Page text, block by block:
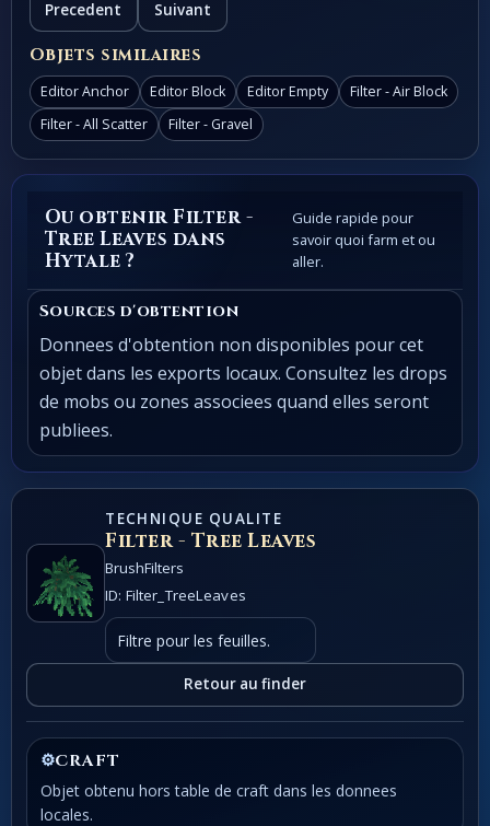
Precedent Suivant
Objets similaires
Editor Anchor Editor Block Editor Empty
Filter - Air Block
Filter - All Scatter
Filter - Gravel
Ou obtenir Filter -
Tree Leaves dans
Hytale ?
Guide rapide pour
savoir quoi farm et ou
aller.
Sources d'obtention
Donnees d'obtention non disponibles pour cet
objet dans les exports locaux. Consultez les drops
de mobs ou zones associees quand elles seront
publiees.
TECHNIQUE QUALITE
Filter - Tree Leaves
BrushFilters
ID: Filter_TreeLeaves
Filtre pour les feuilles.
Retour au finder
⚙CRAFT
Objet obtenu hors table de craft dans les donnees
locales.